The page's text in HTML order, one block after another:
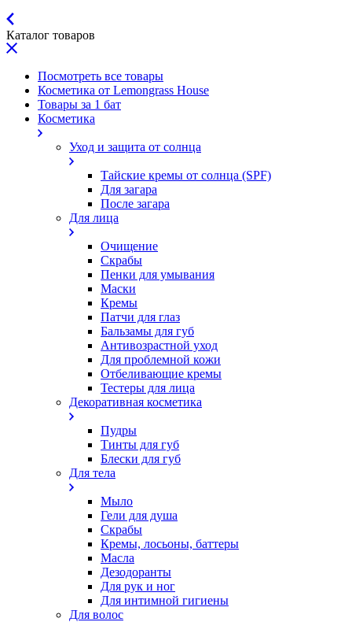
Каталог товаров
Посмотреть все товары
Косметика от Lemongrass House
Товары за 1 бат
Косметика
Уход и защита от солнца
Тайские кремы от солнца (SPF)
Для загара
После загара
Для лица
Очищение
Скрабы
Пенки для умывания
Маски
Кремы
Патчи для глаз
Бальзамы для губ
Антивозрастной уход
Для проблемной кожи
Oтбеливающие кремы
Тестеры для лица
Декоративная косметика
Пудры
Тинты для губ
Блески для губ
Для тела
Мыло
Гели для душа
Скрабы
Кремы, лосьоны, баттеры
Масла
Дезодоранты
Для рук и ног
Для интимной гигиены
Для волос